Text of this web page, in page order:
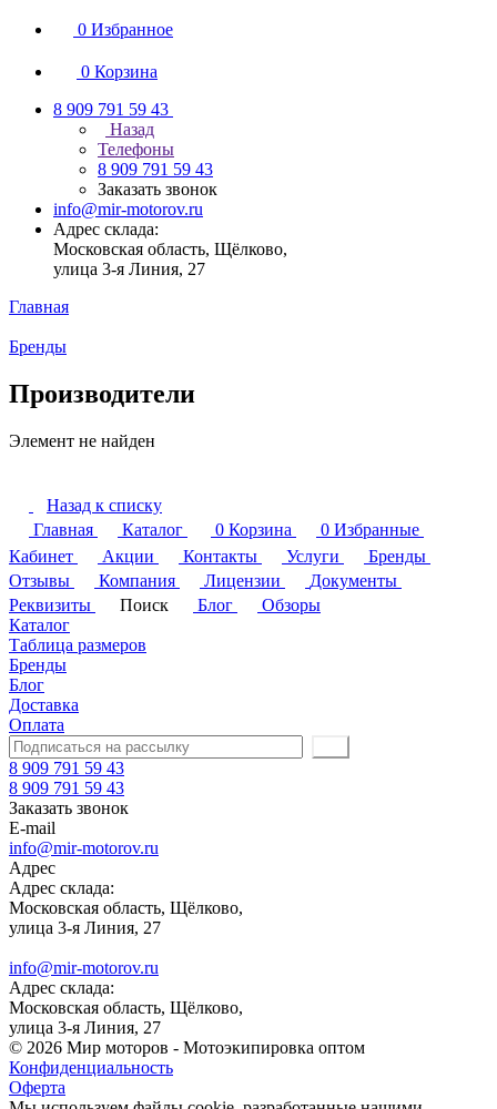
0 Избранное
0 Корзина
8 909 791 59 43
Назад
Телефоны
8 909 791 59 43
Заказать звонок
info@mir-motorov.ru
Адрес склада:
Московская область, Щёлково,
улица 3-я Линия, 27
Главная
Бренды
Производители
Элемент не найден
Назад к списку
Главная
Каталог 0 Корзина 0 Избранные
Кабинет
Акции Контакты Услуги
Бренды
Отзывы
Компания Лицензии
Документы
Реквизиты
Поиск Блог
Обзоры
Каталог
Таблица размеров
Бренды
Блог
Доставка
Оплата
8 909 791 59 43
8 909 791 59 43
Заказать звонок
E-mail
info@mir-motorov.ru
Адрес
Адрес склада:
Московская область, Щёлково,
улица 3-я Линия, 27
info@mir-motorov.ru
Адрес склада:
Московская область, Щёлково,
улица 3-я Линия, 27
© 2026 Мир моторов - Мотоэкипировка оптом
Конфиденциальность
Оферта